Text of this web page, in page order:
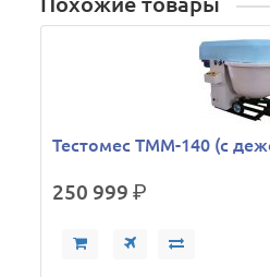
Тестомес ТММ-140 (с
250 999р.